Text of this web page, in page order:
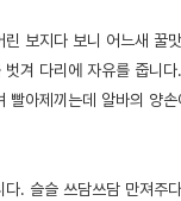
보지다 보니 어느새 꿀
겨 다리에 자유를 줍니
빨아제끼는데 알바의 양
. 슬슬 쓰담쓰담 만져주